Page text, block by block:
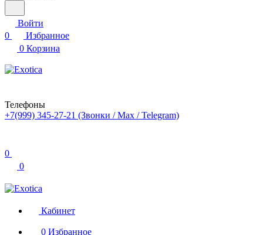
Войти
0
Избранное
0 Корзина
Телефоны
+7(999) 345-27-21 (Звонки / Max / Telegram)
0
0
Кабинет
0 Избранное